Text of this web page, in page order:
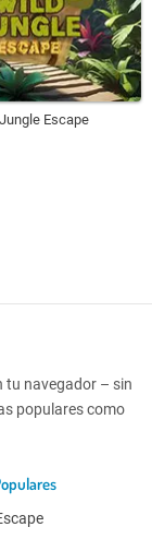
Escape
tu navegador – sin
populares como